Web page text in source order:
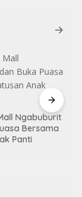
Ngabuburit
Bersama
Panti